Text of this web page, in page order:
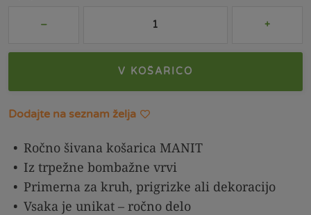
V KOŠARICO
Dodajte na seznam želja
Ročno šivana košarica MANIT
Iz trpežne bombažne vrvi
Primerna za kruh, prigrizke ali dekoracijo
Vsaka je unikat – ročno delo